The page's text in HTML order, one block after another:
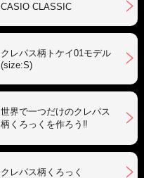
CASIO CLASSIC
クレパス柄トケイ01モデル
(size:S)
世界で一つだけのクレパス
柄くろっくを作ろう‼︎
クレパス柄くろっく